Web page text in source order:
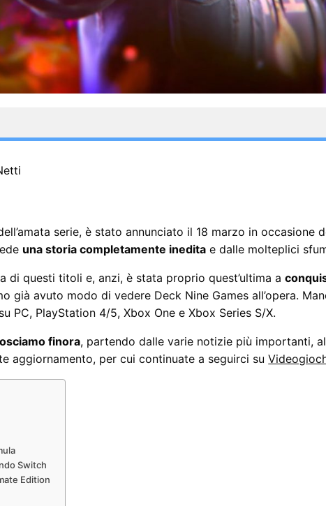
serie, è stato annunciato il 18 marzo in occasione
una storia completamente inedita e dalle molteplici
di questi titoli e, anzi, è stata proprio quest’ultima a
avuto modo di vedere Deck Nine Games all’opera.
su PC, PlayStation 4/5, Xbox One e Xbox Series S/X.
finora, partendo dalle varie notizie più importanti,
aggiornamento, per cui continuate a seguirci su
Switch
Edition